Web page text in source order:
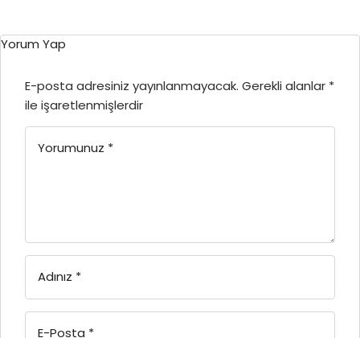
Yorum Yap
E-posta adresiniz yayınlanmayacak. Gerekli alanlar *
ile işaretlenmişlerdir
Yorumunuz *
Adınız *
E-Posta *